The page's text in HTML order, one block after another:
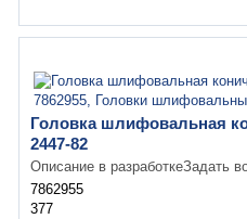
Головка шлифовальная
2447-82
Описание в разработкеЗадать
7862955
377